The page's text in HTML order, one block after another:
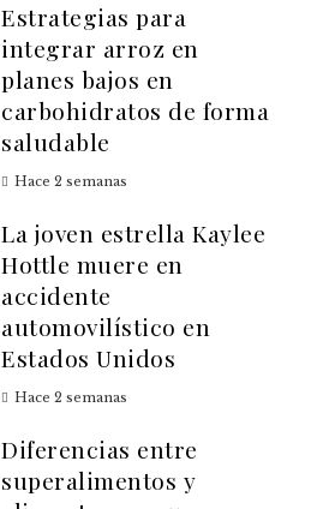
Estrategias para
integrar arroz en
planes bajos en
carbohidratos de forma
saludable
Hace 2 semanas
La joven estrella Kaylee
Hottle muere en
accidente
automovilístico en
Estados Unidos
Hace 2 semanas
Diferencias entre
superalimentos y